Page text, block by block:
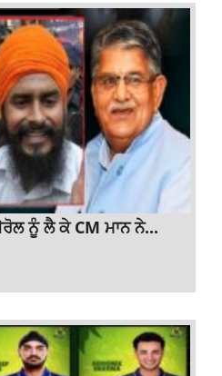
ਨੂੰ ਲੈ ਕੇ CM ਮਾਨ ਨੇ...